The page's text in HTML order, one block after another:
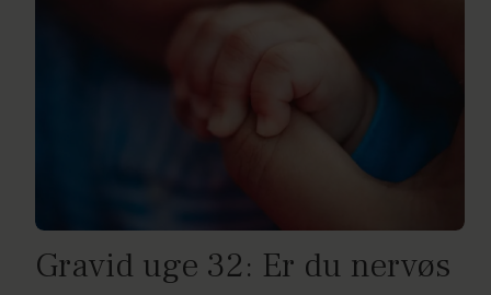
Gravid uge 32: Er du nervøs